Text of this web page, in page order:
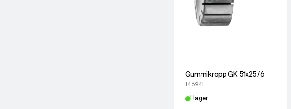
Gummikropp GK 51x25/6
146941
I lager